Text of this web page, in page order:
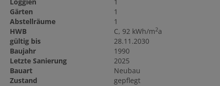
Gärten
1
Abstellräume
1
HWB
C, 92 kWh/m2a
gültig bis
28.11.2030
Baujahr
1990
Letzte Sanierung
2025
Bauart
Neubau
Zustand
gepflegt